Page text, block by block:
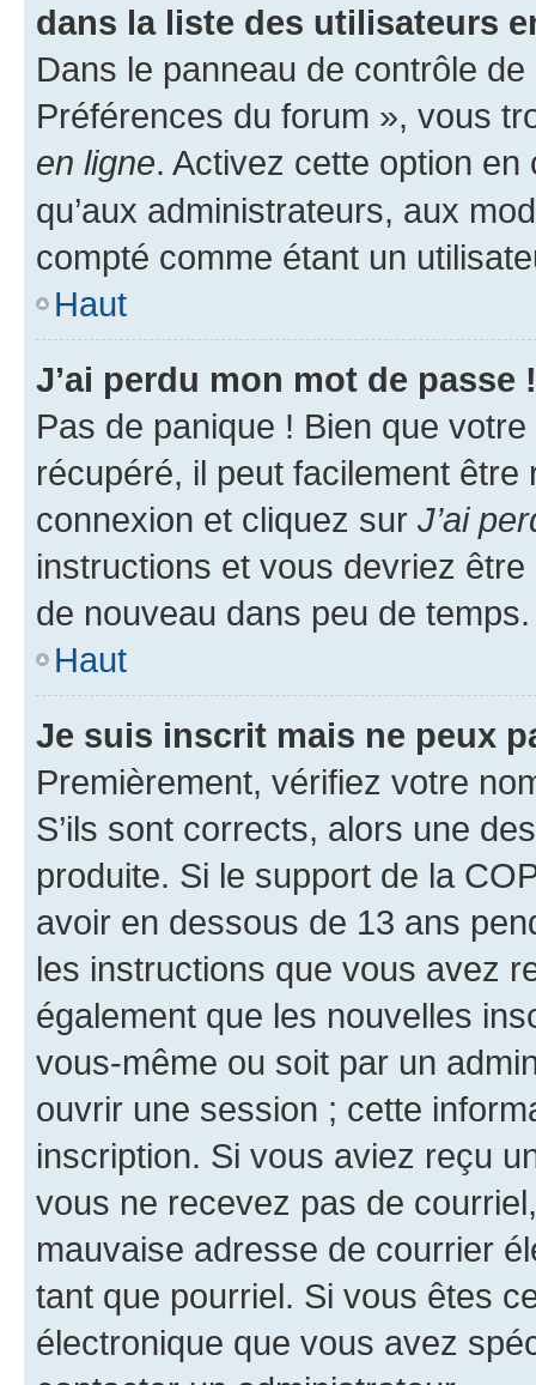
dans la liste des utilisateurs
Dans le panneau de contrôle
Préférences du forum », vous
en ligne. Activez cette option
qu’aux administrateurs, aux
compté comme étant un
Haut
J’ai perdu mon mot de passe !
Pas de panique ! Bien que
récupéré, il peut facilement
connexion et cliquez sur J’ai
instructions et vous devriez
de nouveau dans peu de temps.
Haut
Je suis inscrit mais ne peux
Premièrement, vérifiez votre
S’ils sont corrects, alors une
produite. Si le support de la
avoir en dessous de 13 ans
les instructions que vous avez
également que les nouvelles
vous-même ou soit par un
ouvrir une session ; cette
inscription. Si vous aviez reçu
vous ne recevez pas de
mauvaise adresse de courrier
tant que pourriel. Si vous êtes
électronique que vous avez